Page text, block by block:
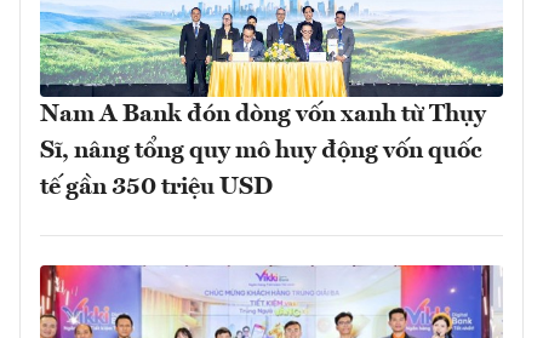
Nam A Bank đón dòng vốn xanh từ Thụy
Sĩ, nâng tổng quy mô huy động vốn quốc
tế gần 350 triệu USD